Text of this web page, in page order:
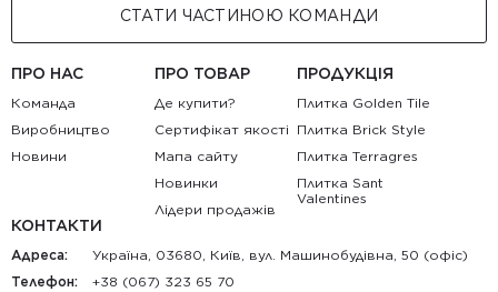
СТАТИ ЧАСТИНОЮ КОМАНДИ
ПРО НАС
Команда
Виробництво
Новини
ПРО ТОВАР
Де купити?
Сертифікат якості
Мапа сайту
Новинки
Лідери продажів
ПРОДУКЦІЯ
Плитка Golden Tile
Плитка Brick Style
Плитка Terragres
Плитка Sant
Valentines
КОНТАКТИ
Адреса:
Україна, 03680, Київ, вул. Машинобудівна, 50 (офіс)
Телефон:
+38 (067) 323 65 70